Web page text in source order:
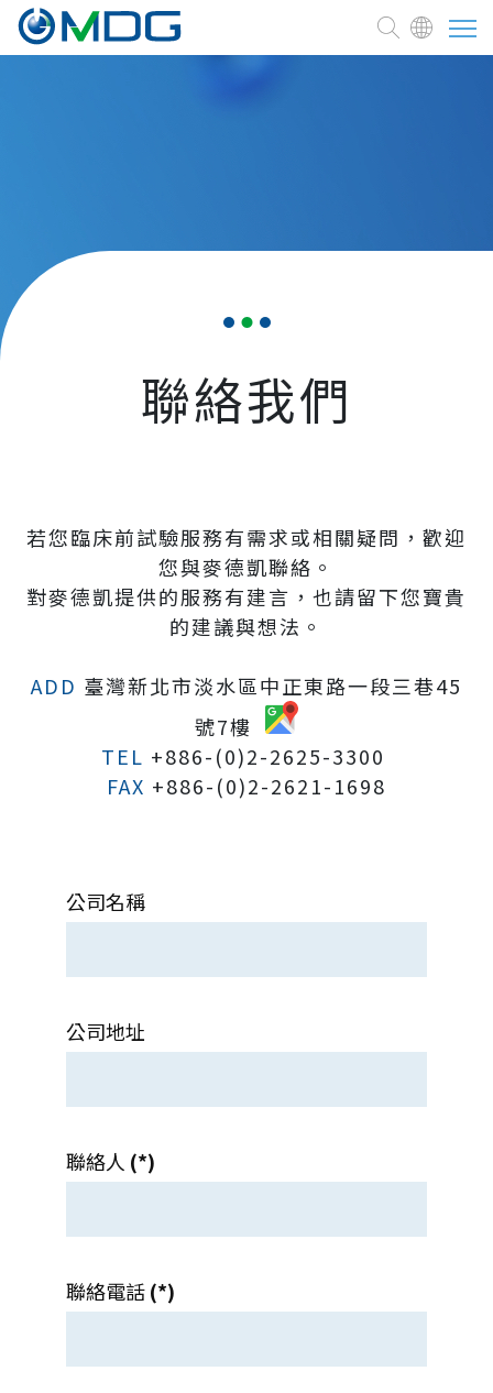
聯絡我們
若您臨床前試驗服務有需求或相關疑問，歡迎
您與麥德凱聯絡。
對麥德凱提供的服務有建言，也請留下您寶貴
的建議與想法。
ADD 臺灣新北市淡水區中正東路一段三巷45
號7樓
TEL +886-(0)2-2625-3300
FAX +886-(0)2-2621-1698
公司名稱
公司地址
聯絡人 (*)
聯絡電話(*)